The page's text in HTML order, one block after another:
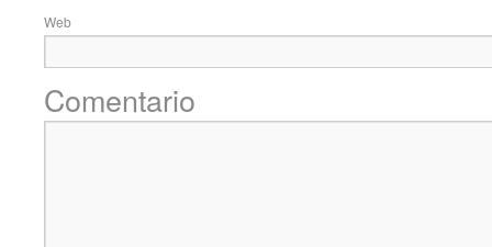
Web
Comentario